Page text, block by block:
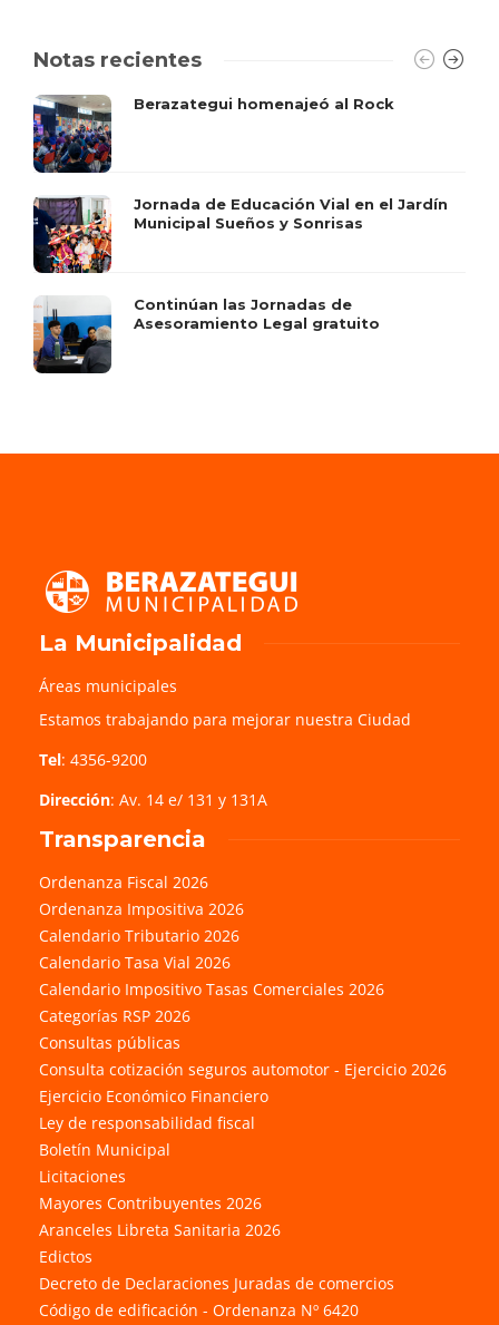
Notas recientes
Berazategui homenajeó al Rock
Jornada de Educación Vial en el Jardín
Municipal Sueños y Sonrisas
Continúan las Jornadas de
Asesoramiento Legal gratuito
La Municipalidad
Áreas municipales
Estamos trabajando para mejorar nuestra Ciudad
Tel: 4356-9200
Dirección: Av. 14 e/ 131 y 131A
Transparencia
Ordenanza Fiscal 2026
Ordenanza Impositiva 2026
Calendario Tributario 2026
Calendario Tasa Vial 2026
Calendario Impositivo Tasas Comerciales 2026
Categorías RSP 2026
Consultas públicas
Consulta cotización seguros automotor - Ejercicio 2026
Ejercicio Económico Financiero
Ley de responsabilidad fiscal
Boletín Municipal
Licitaciones
Mayores Contribuyentes 2026
Aranceles Libreta Sanitaria 2026
Edictos
Decreto de Declaraciones Juradas de comercios
Código de edificación - Ordenanza Nº 6420